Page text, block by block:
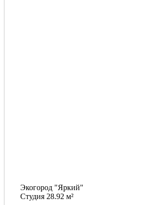
Экогород "Яркий"
Студия 28.92 м²